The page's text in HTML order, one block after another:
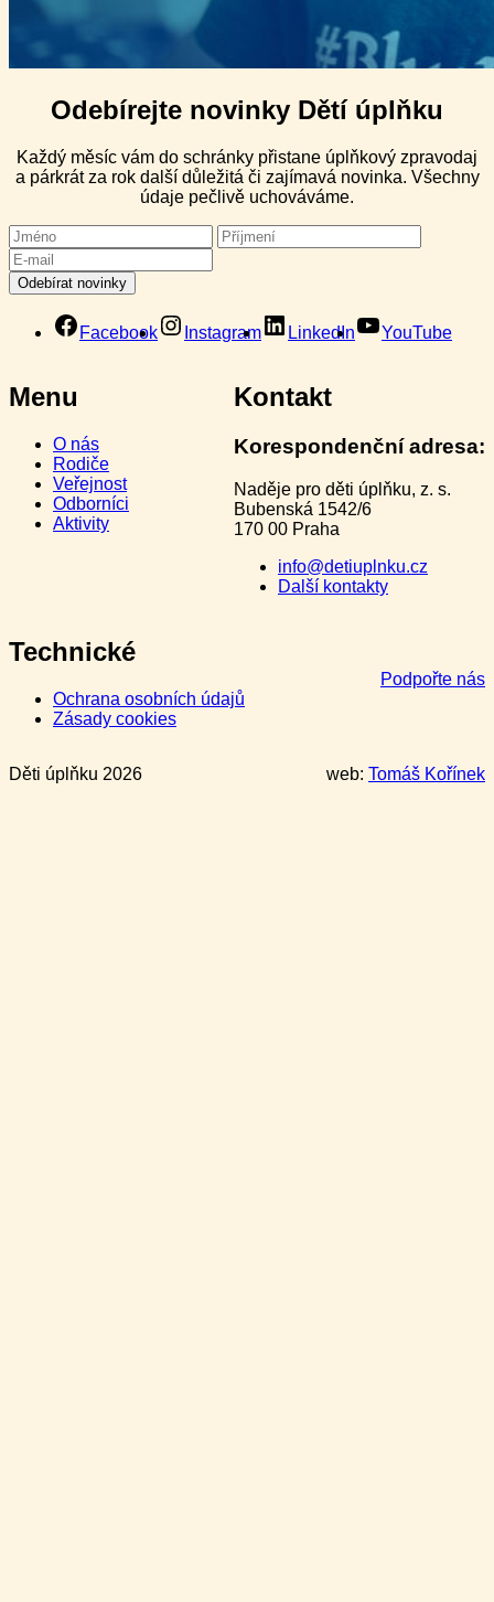
Odebírejte novinky Dětí úplňku
Každý měsíc vám do schránky přistane úplňkový zpravodaj
a párkrát za rok další důležitá či zajímavá novinka. Všechny
údaje pečlivě uchováváme.
Facebook Instagram LinkedIn YouTube
Menu
O nás
Rodiče
Veřejnost
Odborníci
Aktivity
Kontakt
Korespondenční adresa:
Naděje pro děti úplňku, z. s.
Bubenská 1542/6
170 00 Praha
info@detiuplnku.cz
Další kontakty
Technické
Ochrana osobních údajů
Zásady cookies
Podpořte nás
Děti úplňku 2026 web: Tomáš Kořínek